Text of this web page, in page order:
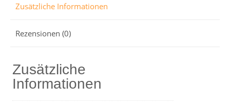
Zusätzliche Informationen
Rezensionen (0)
Zusätzliche
Informationen